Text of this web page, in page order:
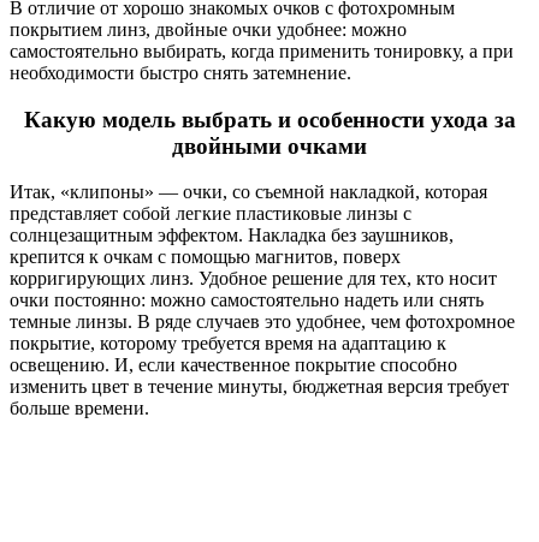
В отличие от хорошо знакомых очков с фотохромным
покрытием линз, двойные очки удобнее: можно
самостоятельно выбирать, когда применить тонировку, а при
необходимости быстро снять затемнение.
Какую модель выбрать и особенности ухода за
двойными очками
Итак, «клипоны» — очки, со съемной накладкой, которая
представляет собой легкие пластиковые линзы с
солнцезащитным эффектом. Накладка без заушников,
крепится к очкам с помощью магнитов, поверх
корригирующих линз. Удобное решение для тех, кто носит
очки постоянно: можно самостоятельно надеть или снять
темные линзы. В ряде случаев это удобнее, чем фотохромное
покрытие, которому требуется время на адаптацию к
освещению. И, если качественное покрытие способно
изменить цвет в течение минуты, бюджетная версия требует
больше времени.